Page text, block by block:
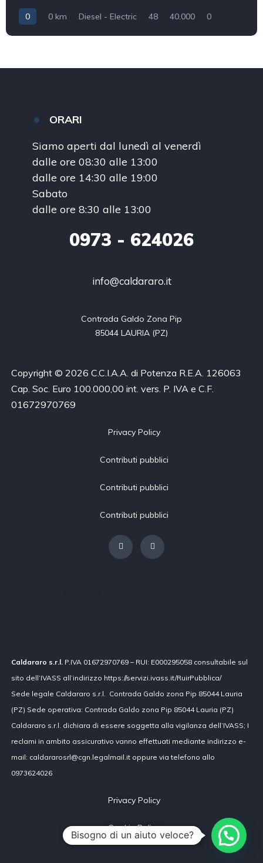
0 0 km Diesel - Electric 48 40.000 0
ORARI
Siamo aperti dal lunedì al venerdì
dalle ore 08:30 alle 13:00
dalle ore 14:30 alle 19:00
Sabato
dalle ore 8:30 alle 13:00
0973 - 624026
info@caldararo.it
Contrada Galdo Zona Pip
85044 LAURIA (PZ)
Copyright © 2026 C.C.I.A.A. di Potenza R.E.A. 126063
Cap. Soc. Euro 100.000,00 int. vers. P. IVA e C.F.
01672970769
Privacy Policy
Contributi pubblici
Contributi pubblici
Contributi pubblici
Caldararo s.r.l. P.IVA 01672970769 – RUI: E000295058 consultabile sul
sito dell’IVASS all’indirizzo https://servizi.ivass.it/RuirPubblica/
Sede legale Caldararo s.r.l. Contrada Galdo zona Pip 85044 Lauria
(PZ) Sede operativa: Contrada Galdo zona Pip 85044 Lauria (PZ)
Caldararo s.r.l. dichiara di essere soggetta alla vigilanza dell’IVASS; I
reclami in ambito assicurativo vanno effettuati mediante indirizzo e-
mail: caldararosrl@cgn.legalmail.it oppure via telefono allo
0973624026
Privacy Policy
Cookie Policy
Bisogno di un aiuto veloce?